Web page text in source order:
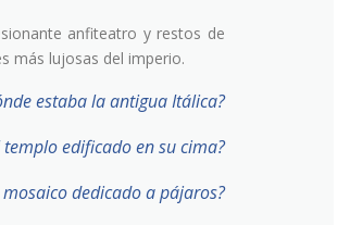
anfiteatro y restos de
más lujosas del imperio.
estaba la antigua Itálica?
templo edificado en su cima?
dedicado a pájaros?